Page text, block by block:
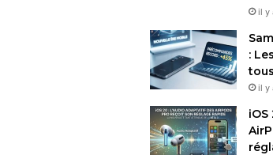
il y
:
il y
iOS